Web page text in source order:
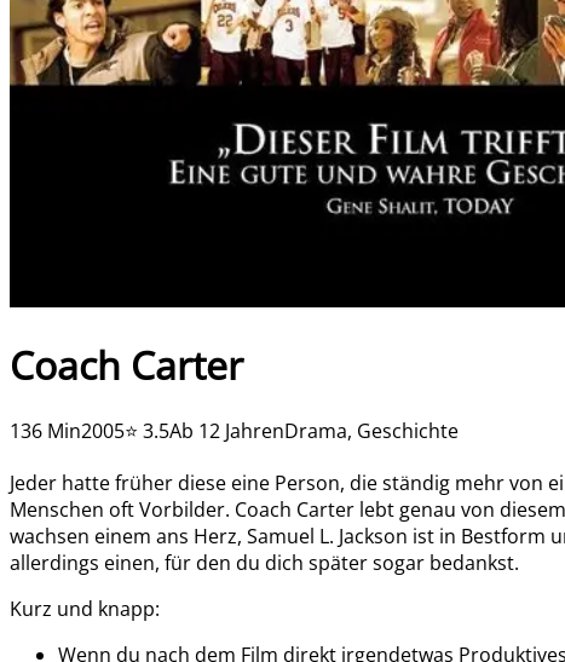
Coach Carter
136 Min2005⭐ 3.5Ab 12 JahrenDrama, Geschichte
Jeder hatte früher diese eine Person, die ständig mehr von
Menschen oft Vorbilder. Coach Carter lebt genau von
wachsen einem ans Herz, Samuel L. Jackson ist in
allerdings einen, für den du dich später sogar bedankst.
Kurz und knapp:
Wenn du nach dem Film direkt irgendetwas